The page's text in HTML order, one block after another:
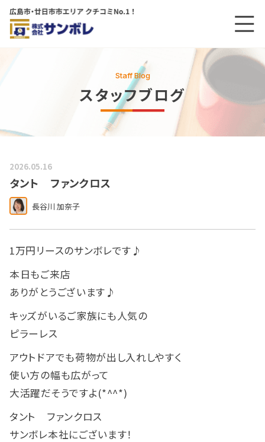
メニ
Staff Blog
スタッフブログ
2026.05.16
タント ファンクロス
長谷川 加奈子
1万円リースのサンボレです♪
本日もご来店
ありがとうございます♪
キッズがいるご家族にも人気の
ピラーレス
アウトドアでも荷物が出し入れしやすく
使い方の幅も広がって
大活躍だそうですよ(*^^*)
タント ファンクロス
サンボレ本社にございます！